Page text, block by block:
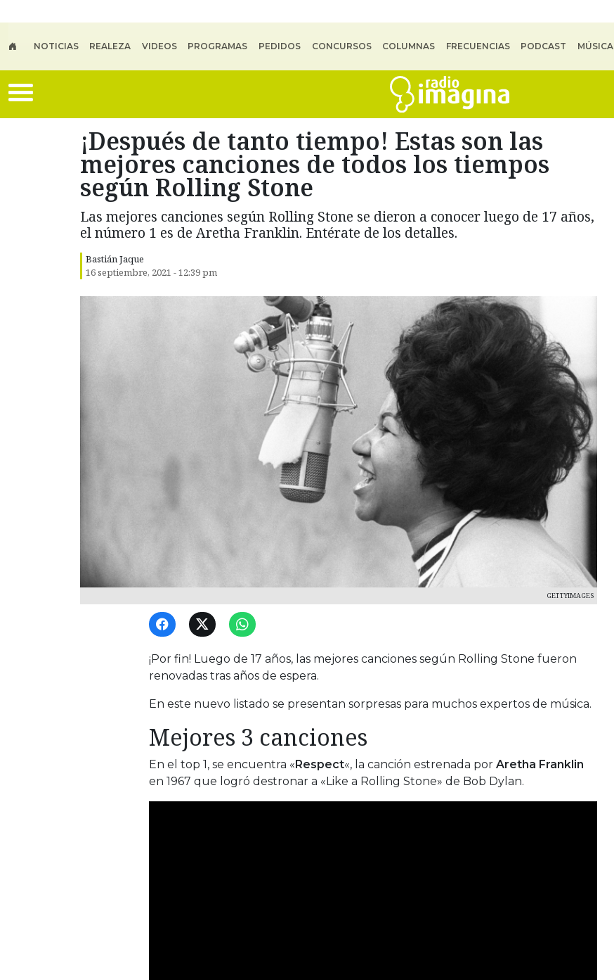
NOTICIAS REALEZA VIDEOS PROGRAMAS PEDIDOS CONCURSOS COLUMNAS FRECUENCIAS PODCAST MÚSICA
¡Después de tanto tiempo! Estas son las
mejores canciones de todos los tiempos
según Rolling Stone
Las mejores canciones según Rolling Stone se dieron a conocer luego de 17 años,
el número 1 es de Aretha Franklin. Entérate de los detalles.
Bastián Jaque
16 septiembre, 2021 - 12:39 pm
GETTYIMAGES
¡Por fin! Luego de 17 años, las mejores canciones según Rolling Stone fueron
renovadas tras años de espera.
En este nuevo listado se presentan sorpresas para muchos expertos de música.
Mejores 3 canciones
En el top 1, se encuentra «Respect«, la canción estrenada por Aretha Franklin
en 1967 que logró destronar a «Like a Rolling Stone» de Bob Dylan.